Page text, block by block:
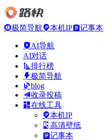
极简导航 本机IP 记事本
AI导航
AI对话
排行榜
极简导航
blog
收录投稿
在线工具
本机IP
高清壁纸
记事本